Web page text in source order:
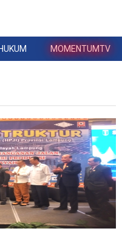
HUKUM MOMENTUMTV